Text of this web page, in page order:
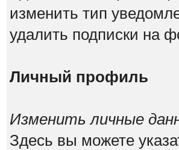
изменить тип
удалить подписки на
Личный профиль
Изменить личные
Здесь вы можете